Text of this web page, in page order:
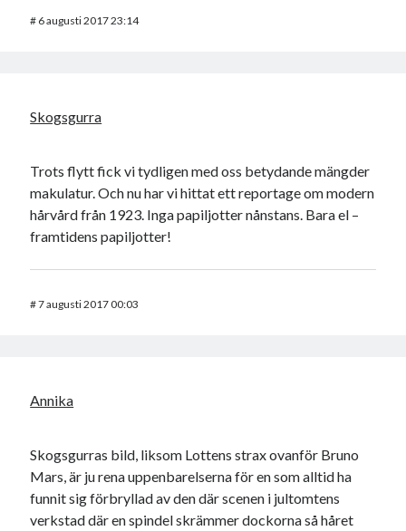
# 6 augusti 2017 23:14
Skogsgurra
Trots flytt fick vi tydligen med oss betydande mängder
makulatur. Och nu har vi hittat ett reportage om modern
hårvård från 1923. Inga papiljotter nånstans. Bara el –
framtidens papiljotter!
#7 augusti 2017 00:03
Annika
Skogsgurras bild, liksom Lottens strax ovanför Bruno
Mars, är ju rena uppenbarelserna för en som alltid ha
funnit sig förbryllad av den där scenen i jultomtens
verkstad där en spindel skrämmer dockorna så håret